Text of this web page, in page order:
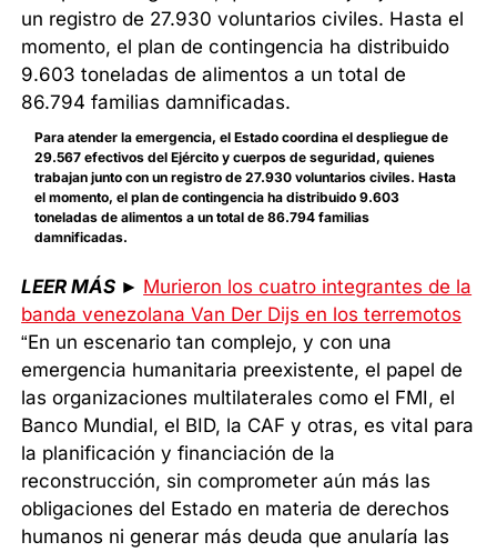
Para atender la emergencia, el Estado coordina el despliegue de
29.567 efectivos del Ejército y cuerpos de seguridad, quienes
trabajan junto con un registro de 27.930 voluntarios civiles. Hasta
el momento, el plan de contingencia ha distribuido 9.603
toneladas de alimentos a un total de 86.794 familias
damnificadas.
LEER MÁS ► Murieron los cuatro integrantes de la
banda venezolana Van Der Dijs en los terremotos
“En un escenario tan complejo, y con una
emergencia humanitaria preexistente, el papel de
las organizaciones multilaterales como el FMI, el
Banco Mundial, el BID, la CAF y otras, es vital para
la planificación y financiación de la
reconstrucción, sin comprometer aún más las
obligaciones del Estado en materia de derechos
humanos ni generar más deuda que anularía las